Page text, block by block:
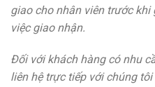
giao cho nhân viên trước
việc giao nhận.
Đối với khách hàng có nhu
liên hệ trực tiếp với chúng